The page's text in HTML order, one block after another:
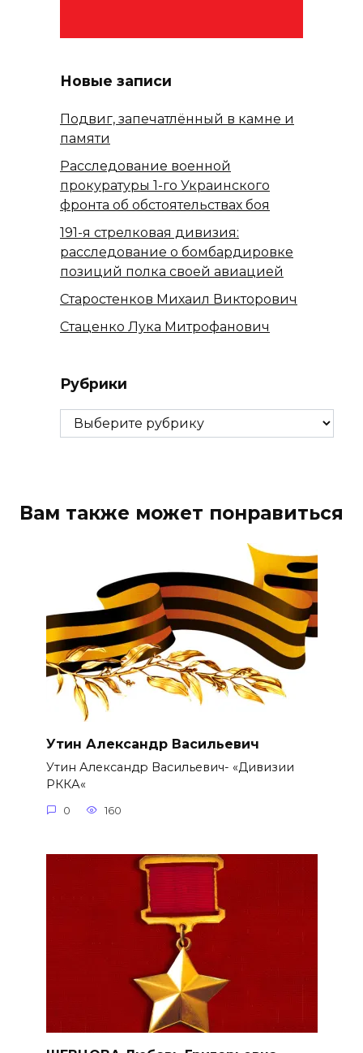
Новые записи
Подвиг, запечатлённый в камне и
памяти
Расследование военной
прокуратуры 1-го Украинского
фронта об обстоятельствах боя
191-я стрелковая дивизия:
расследование о бомбардировке
позиций полка своей авиацией
Старостенков Михаил Викторович
Стаценко Лука Митрофанович
Рубрики
Рубрики
Вам также может понравиться
Утин Александр Васильевич
Утин Александр Васильевич- «Дивизии
РККА«
0 160